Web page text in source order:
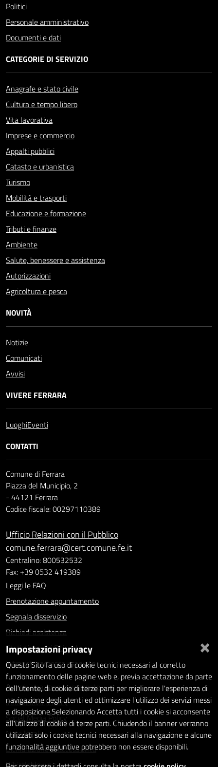
Politici
Personale amministrativo
Documenti e dati
CATEGORIE DI SERVIZIO
Anagrafe e stato civile
Cultura e tempo libero
Vita lavorativa
Imprese e commercio
Appalti pubblici
Catasto e urbanistica
Turismo
Mobilità e trasporti
Educazione e formazione
Tributi e finanze
Ambiente
Salute, benessere e assistenza
Autorizzazioni
Agricoltura e pesca
NOVITÀ
Notizie
Comunicati
Avvisi
VIVERE FERRARA
LuoghiEventi
CONTATTI
Comune di Ferrara
Piazza del Municipio, 2
- 44121 Ferrara
Codice fiscale: 00297110389
Ufficio Relazioni con il Pubblico
comune.ferrara@cert.comune.fe.it
Centralino: 800532532
Fax: +39 0532 419389
Leggi le FAQ
Prenotazione appuntamento
Segnala disservizio
Richiedi assistenza
Statistiche dei Siti web
Intranet - accesso riservato
Amministrazione trasparente
Informativa privacy
Social Media Policy
Note legali
Dichiarazione di accessibilità
Whistleblowing
×
Impostazioni privacy
Questo Sito fa uso di cookie tecnici necessari al corretto
funzionamento delle pagine web e, previa accettazione da parte
dell'utente, di cookie di terze parti per migliorare l'esperienza di
navigazione degli utenti ed ottimizzare l'utilizzo dei servizi messi
a disposizione.Selezionando Accetta tutti i cookie si acconsente
all'utilizzo di cookie di terze parti. Chiudendo il banner verranno
utilizzati solo i cookie tecnici necessari alla navigazione e alcune
funzionalità aggiuntive potrebbero non essere disponibili.